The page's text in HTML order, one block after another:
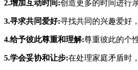
2.增加互动时间:创造更多的时间进行
3.寻求共同爱好:寻找共同的兴趣爱好
4.给予彼此尊重和理解:尊重彼此的个
5.学会妥协和让步:在处理家庭矛盾时